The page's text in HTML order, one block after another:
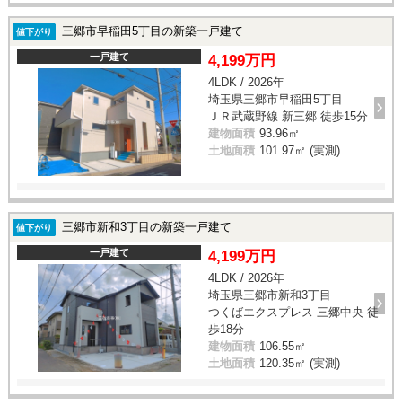
値下がり 三郷市早稲田5丁目の新築一戸建て
一戸建て 4,199万円
4LDK / 2026年
埼玉県三郷市早稲田5丁目
ＪＲ武蔵野線 新三郷 徒歩15分
建物面積 93.96㎡
土地面積 101.97㎡ (実測)
値下がり 三郷市新和3丁目の新築一戸建て
一戸建て 4,199万円
4LDK / 2026年
埼玉県三郷市新和3丁目
つくばエクスプレス 三郷中央 徒
歩18分
建物面積 106.55㎡
土地面積 120.35㎡ (実測)